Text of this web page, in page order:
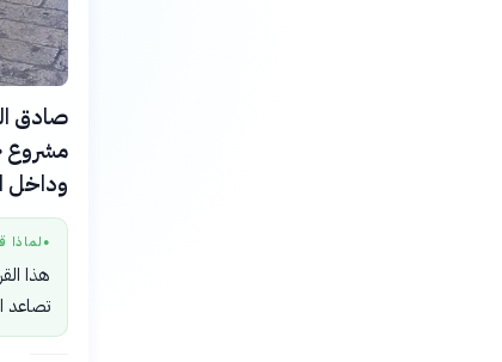
مشروع
وداخل الخط
● لماذا
هذا
تصاعد